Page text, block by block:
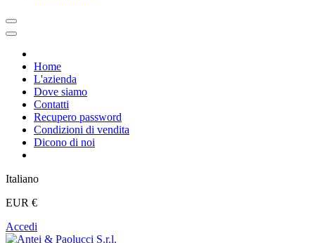
Home
L'azienda
Dove siamo
Contatti
Recupero password
Condizioni di vendita
Dicono di noi
Italiano
EUR €
Accedi